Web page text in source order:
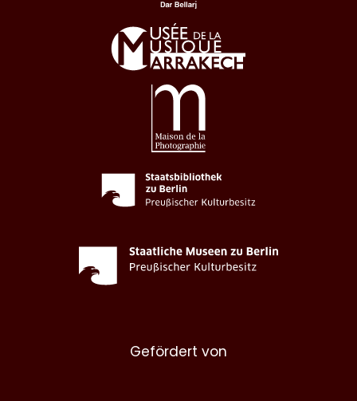
Gefördert von